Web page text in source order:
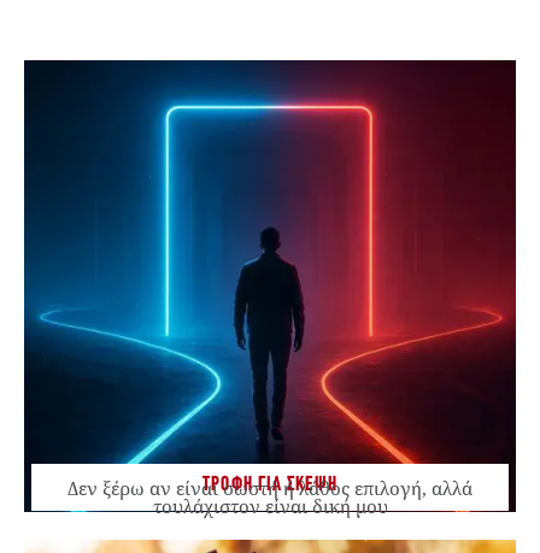
ΤΡΟΦΗ ΓΙΑ ΣΚΕΨΗ
Δεν ξέρω αν είναι σωστή ή λάθος επιλογή, αλλά
τουλάχιστον είναι δική μου